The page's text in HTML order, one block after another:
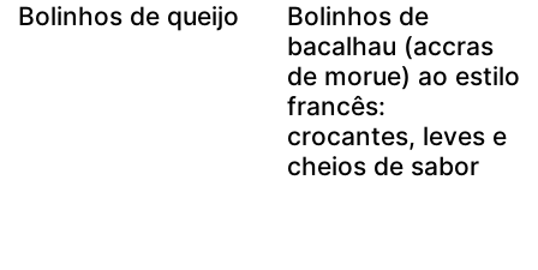
Bolinhos de queijo
Bolinhos de
bacalhau (accras
de morue) ao estilo
francês:
crocantes, leves e
cheios de sabor